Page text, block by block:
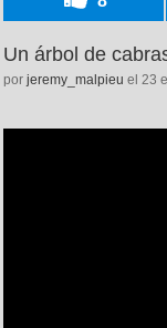
Un árbol de
por jeremy_malpieu el 23